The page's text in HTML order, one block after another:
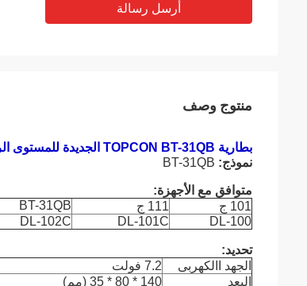
أرسل رسالة
منتوج وصف
بطارية TOPCON BT-31QB الجديدة للمستوى الرقمي الإلكتروني DL101C DL-102C
نموذج:
متوافق مع الأجهزة:
101 ج
111 ج
BT-31QB
DL-100
DL-101C
DL-102C
تحديد:
الجهد االكهربى
7.2 فولت
البعد
140 * 80 * 35 (مم)